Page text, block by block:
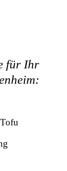
für Ihr